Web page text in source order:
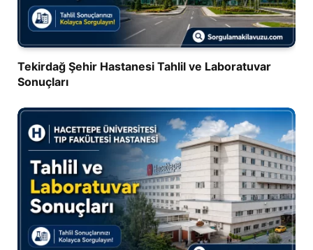
Tekirdağ Şehir Hastanesi Tahlil ve Laboratuvar
Sonuçları